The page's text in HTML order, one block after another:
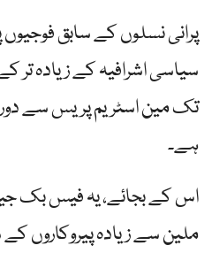
پرانی نسلوں کے سابق
سیاسی اشرافیہ کے زیادہ
تک مین اسٹریم پریس سے
ہے۔
ملین سے زیادہ پیروکاروں